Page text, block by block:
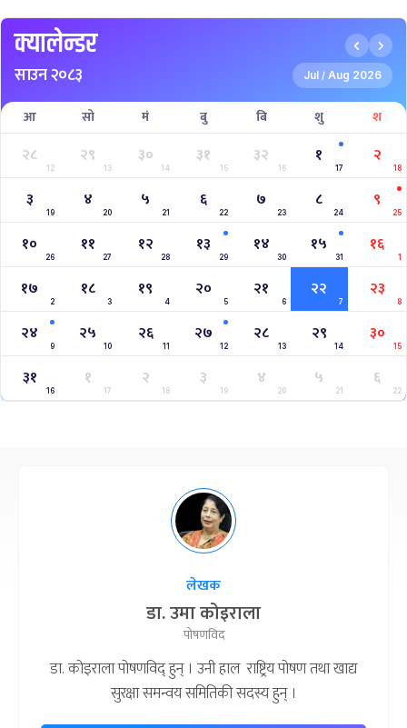
क्यालेन्डर
साउन २०८३ Jul / Aug 2026
आ सो मं बु बि शु श
२८
12
२९
13
३०
14
३१
15
३२
16
१
17
२
18
३
19
४
20
५
21
६
22
७
23
८
24
९
25
१०
26
११
27
१२
28
१३
29
१४
30
१५
31
१६
1
१७
2
१८
3
१९
4
२०
5
२१
6
२२
7
२३
8
२४
9
२५
10
२६
11
२७
12
२८
13
२९
14
३०
15
३१
16
१
17
२
18
३
19
४
20
५
21
६
22
लेखक
डा. उमा कोइराला
पोषणविद
डा. कोइराला पोषणविद् हुन् । उनी हाल राष्ट्रिय पोषण तथा खाद्य
सुरक्षा समन्वय समितिकी सदस्य हुन् ।